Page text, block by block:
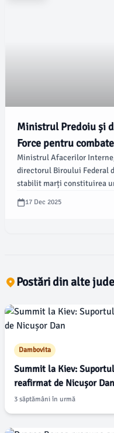
Ministrul Predoiu și
Force pentru
amenințărilor
Ministrul Afacerilor
directorul Biroului Federal
stabilit marți constituirea
cooperarea în schimbul de
criminalității organizate,
17 Dec 2025
Postări din alte
Dambovita
Summit la Kiev:
reafirmat de Nicușor Dan
3 săptămâni în urmă